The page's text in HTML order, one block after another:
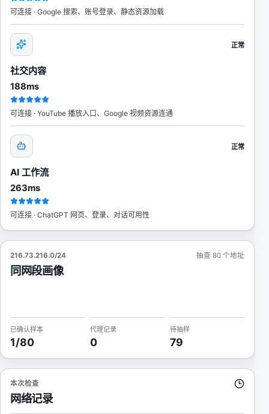
可连接 · Google 搜索、账号登录、静态资源加载
正常
社交内容
188ms
可连接 · YouTube 播放入口、Google 视频资源连通
正常
AI 工作流
263ms
可连接 · ChatGPT 网页、登录、对话可用性
216.73.216.0/24
同网段画像
抽查 80 个地址
已确认样本
1/80
代理记录
0
待抽样
79
本次检查
网络记录